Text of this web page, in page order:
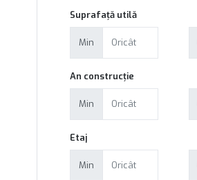
Suprafață utilă
Min
An construcție
Min
Etaj
Min